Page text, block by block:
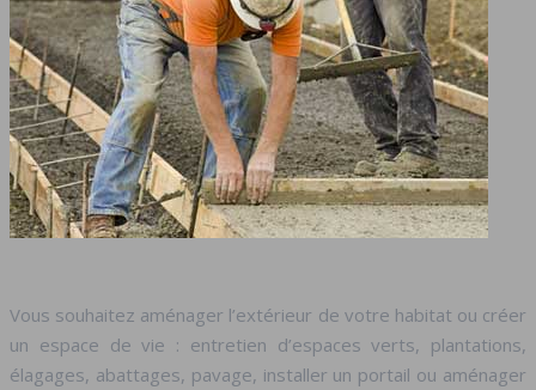
Vous souhaitez aménager l’extérieur de votre habitat ou créer
un espace de vie : entretien d’espaces verts, plantations,
élagages, abattages, pavage, installer un portail ou aménager